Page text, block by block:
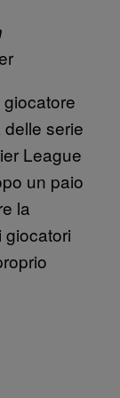
serie
League
un paio
la
giocatori